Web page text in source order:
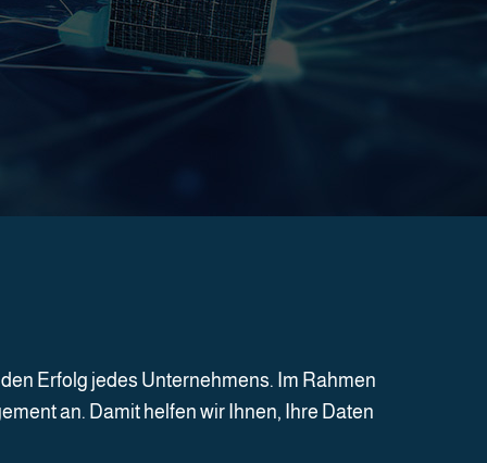
Erfolg jedes Unternehmens. Im Rahmen
an. Damit helfen wir Ihnen, Ihre Daten